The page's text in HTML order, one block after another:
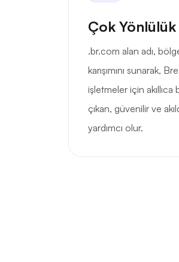
Çok
.br.com alan adı,
karışımını sunarak,
işletmeler için
çıkan, güvenilir ve
yardımcı olur.